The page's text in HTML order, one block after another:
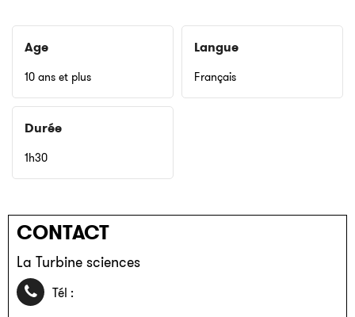
Age
10 ans et plus
Langue
Français
Durée
1h30
CONTACT
La Turbine sciences
Tél :